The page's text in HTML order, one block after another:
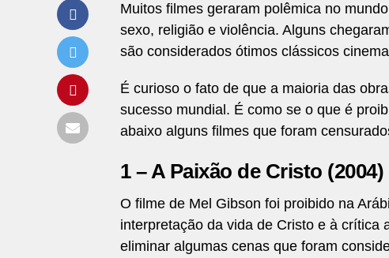
Muitos filmes geraram polêmica no
sexo, religião e violência. Alguns
são considerados ótimos clássicos
É curioso o fato de que a maioria das
sucesso mundial. É como se o que é
abaixo alguns filmes que foram
1 – A Paixão de Cristo (2004)
O filme de Mel Gibson foi proibido na
interpretação da vida de Cristo e à crítica
eliminar algumas cenas que foram